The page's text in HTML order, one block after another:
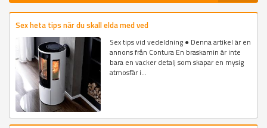
Sex heta tips när du skall elda med ved
Sex tips vid vedeldning ● Denna artikel är en
annons från Contura En braskamin är inte
bara en vacker detalj som skapar en mysig
atmosfär i...